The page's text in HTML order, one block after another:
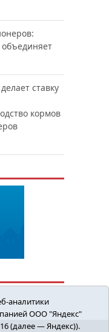
ставку
кормов
аналитики
ООО "Яндекс"
(далее — Яндекс)).